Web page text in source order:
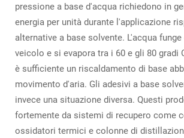
pressione a base d'acqua richiedono in
energia per unità durante l'applicazione
alternative a base solvente. L'acqua
veicolo e si evapora tra i 60 e gli 80 gradi
è sufficiente un riscaldamento di base
movimento d'aria. Gli adesivi a base
invece una situazione diversa. Questi
fortemente da sistemi di recupero come
ossidatori termici e colonne di